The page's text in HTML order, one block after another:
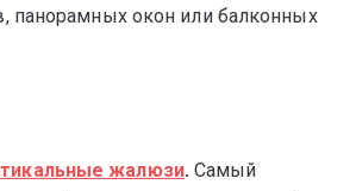
панорамных окон или балконных
жалюзи.Самый